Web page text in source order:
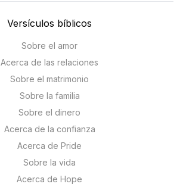
Versículos bíblicos
Sobre el amor
Acerca de las relaciones
Sobre el matrimonio
Sobre la familia
Sobre el dinero
Acerca de la confianza
Acerca de Pride
Sobre la vida
Acerca de Hope